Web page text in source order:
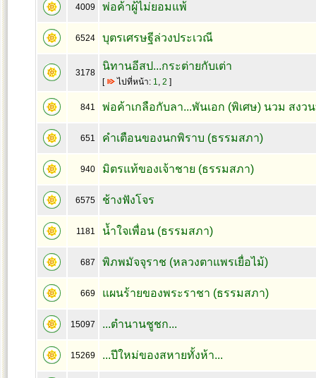
4009 พ่อค้าผู้ไม่ยอมแพ้
6524 บุตรเศรษฐีล่วงประเวณี
3178
นิทานอีสป...กระต่ายกับเต่า
[ ไปที่หน้า: 1, 2 ]
841 พ่อค้าเกลือกับลา...พันเอก (พิเศษ) นวม สงว
651 คำเตือนของนกพิราบ (ธรรมสภา)
940 มิตรแท้ของเจ้าชาย (ธรรมสภา)
6575 ช้างฟังโจร
1181 น้ำใจเพื่อน (ธรรมสภา)
687 พิภพมัจจุราช (หลวงตาแพรเยื่อไม้)
669 แผนร้ายของพระราชา (ธรรมสภา)
15097 ...ตำนานชูชก...
15269 ...ปีใหม่ของสหายทั้งห้า...